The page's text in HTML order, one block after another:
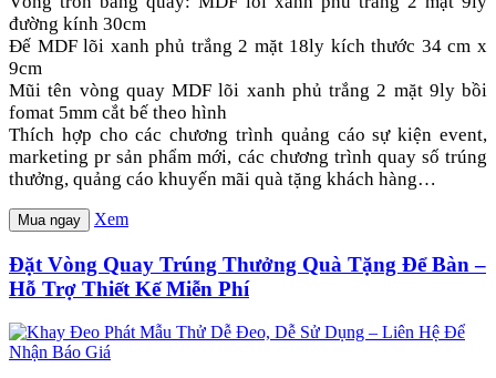
đường kính 30cm
Đế MDF lõi xanh phủ trắng 2 mặt 18ly kích thước 34 cm x
9cm
Mũi tên vòng quay MDF lõi xanh phủ trắng 2 mặt 9ly bồi
fomat 5mm cắt bế theo hình
Thích hợp cho các chương trình quảng cáo sự kiện event,
marketing pr sản phẩm mới, các chương trình quay số trúng
thưởng, quảng cáo khuyến mãi quà tặng khách hàng…
Mua ngay Xem
Đặt Vòng Quay Trúng Thưởng Quà Tặng Để Bàn –
Hỗ Trợ Thiết Kế Miễn Phí